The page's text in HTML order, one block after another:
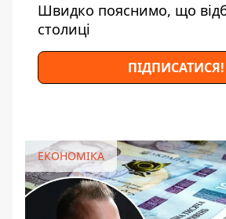
Швидко пояснимо, що
столиці
ПІДПИСАТИСЯ!
ЕКОНОМІКА